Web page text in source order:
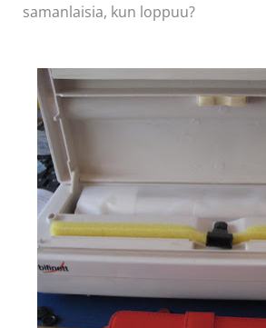
samanlaisia, kun loppuu?